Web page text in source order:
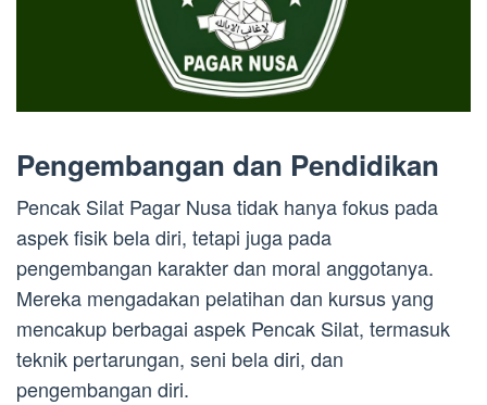
Pengembangan dan Pendidikan
Pencak Silat Pagar Nusa tidak hanya fokus pada
aspek fisik bela diri, tetapi juga pada
pengembangan karakter dan moral anggotanya.
Mereka mengadakan pelatihan dan kursus yang
mencakup berbagai aspek Pencak Silat, termasuk
teknik pertarungan, seni bela diri, dan
pengembangan diri.